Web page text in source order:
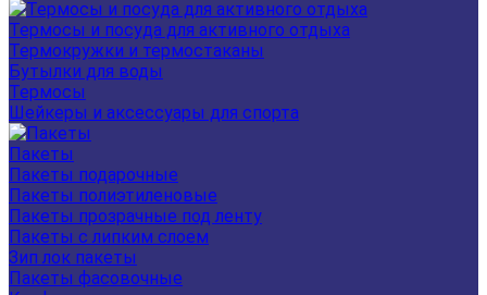
Термосы и посуда для активного отдыха
Термокружки и термостаканы
Бутылки для воды
Термосы
Шейкеры и аксессуары для спорта
Пакеты
Пакеты подарочные
Пакеты полиэтиленовые
Пакеты прозрачные под ленту
Пакеты с липким слоем
Зип лок пакеты
Пакеты фасовочные